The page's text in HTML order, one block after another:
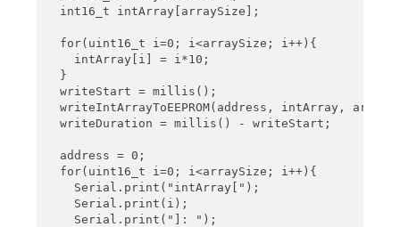
  int16_t intArray[arraySize];
  for(uint16_t i=0; i<arraySize; i++){
    intArray[i] = i*10;
  }
  writeStart = millis();
writeIntArrayToEEPROM(address, intArray,
  writeDuration = millis() - writeStart;
  address = 0;
  for(uint16_t i=0; i<arraySize; i++){
    Serial.print("intArray[");
    Serial.print(i);
    Serial.print("]: ");